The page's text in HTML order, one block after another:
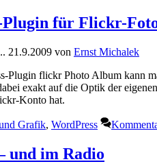
Plugin für Flickr-
21.9.2009 von Ernst Michalek
Plugin flickr Photo Album kann
exakt auf die Optik der
Konto hat.
Grafik, WordPress
und im Radio